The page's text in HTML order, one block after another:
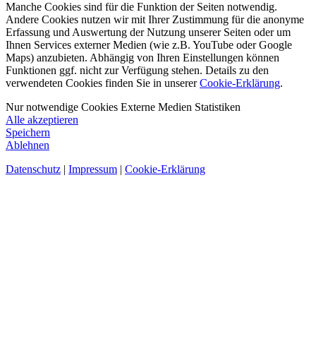
Manche Cookies sind für die Funktion der Seiten notwendig.
Andere Cookies nutzen wir mit Ihrer Zustimmung für die anonyme
Erfassung und Auswertung der Nutzung unserer Seiten oder um
Ihnen Services externer Medien (wie z.B. YouTube oder Google
Maps) anzubieten. Abhängig von Ihren Einstellungen können
Funktionen ggf. nicht zur Verfügung stehen. Details zu den
verwendeten Cookies finden Sie in unsererCookie-Erklärung.
Nur notwendige Cookies Externe Medien Statistiken
Alle akzeptieren
Speichern
Ablehnen
Datenschutz | Impressum | Cookie-Erklärung